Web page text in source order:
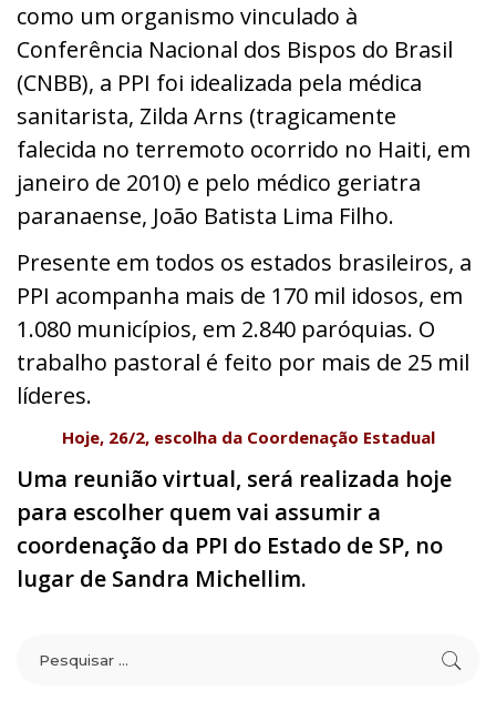
como um organismo vinculado à
Conferência Nacional dos Bispos do Brasil
(CNBB), a PPI foi idealizada pela médica
sanitarista, Zilda Arns (tragicamente
falecida no terremoto ocorrido no Haiti, em
janeiro de 2010) e pelo médico geriatra
paranaense, João Batista Lima Filho.
Presente em todos os estados brasileiros, a
PPI acompanha mais de 170 mil idosos, em
1.080 municípios, em 2.840 paróquias. O
trabalho pastoral é feito por mais de 25 mil
líderes.
Hoje, 26/2, escolha da Coordenação Estadual
Uma reunião virtual, será realizada hoje
para escolher quem vai assumir a
coordenação da PPI do Estado de SP, no
lugar de Sandra Michellim.